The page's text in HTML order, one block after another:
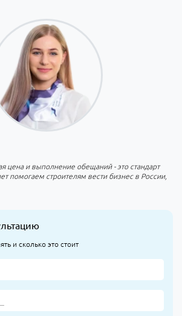
цена и выполнение обещаний - это стандарт
помогаем строителям вести бизнес в России,
и сколько это стоит